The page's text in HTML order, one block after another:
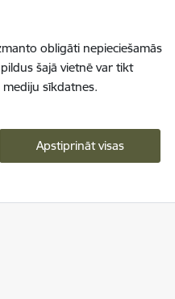
obligāti nepieciešamās
šajā vietnē var tikt
sīkdatnes.
Apstiprināt visas